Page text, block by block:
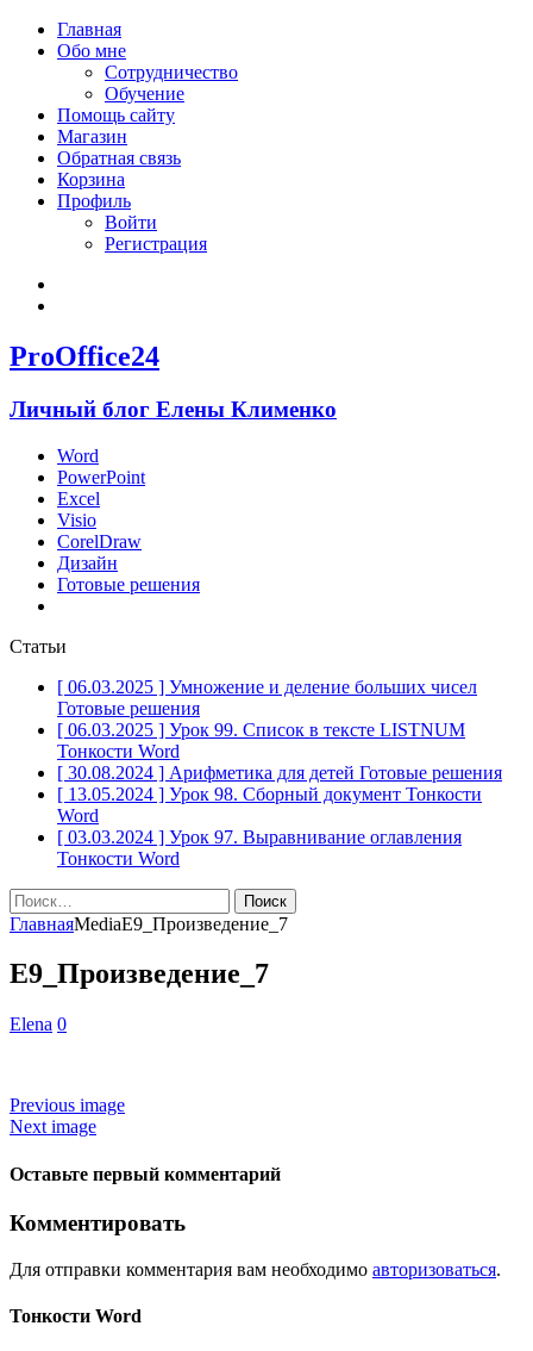
Главная
Обо мне
Сотрудничество
Обучение
Помощь сайту
Магазин
Обратная связь
Корзина
Профиль
Войти
Регистрация
ProOffice24
Личный блог Елены Клименко
Word
PowerPoint
Excel
Visio
CorelDraw
Дизайн
Готовые решения
Статьи
[ 06.03.2025 ] Умножение и деление больших чисел
Готовые решения
[ 06.03.2025 ] Урок 99. Список в тексте LISTNUM
Тонкости Word
[ 30.08.2024 ] Арифметика для детей Готовые решения
[ 13.05.2024 ] Урок 98. Сборный документ Тонкости
Word
[ 03.03.2024 ] Урок 97. Выравнивание оглавления
Тонкости Word
Найти:
ГлавнаяMediaЕ9_Произведение_7
Е9_Произведение_7
Elena 0
Previous image
Next image
Оставьте первый комментарий
Комментировать
Для отправки комментария вам необходимо авторизоваться.
Тонкости Word